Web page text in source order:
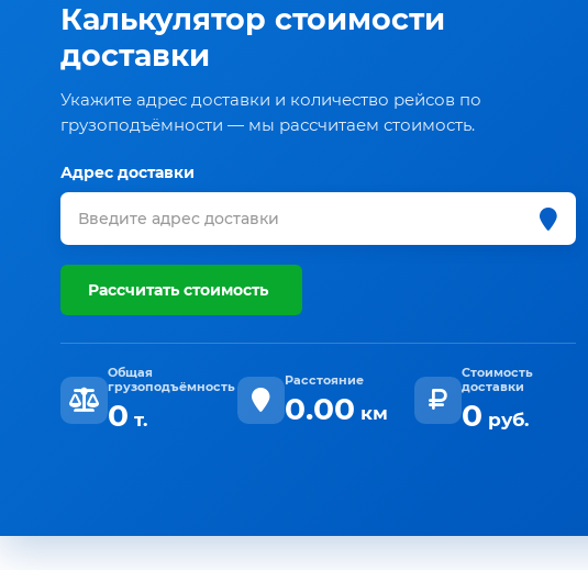
Калькулятор стоимости
доставки
Укажите адрес доставки и количество рейсов по
грузоподъёмности — мы рассчитаем стоимость.
Адрес доставки
Рассчитать стоимость
Общая
грузоподъёмность
0 т.
Расстояние
0.00 км
Стоимость
доставки
0 руб.